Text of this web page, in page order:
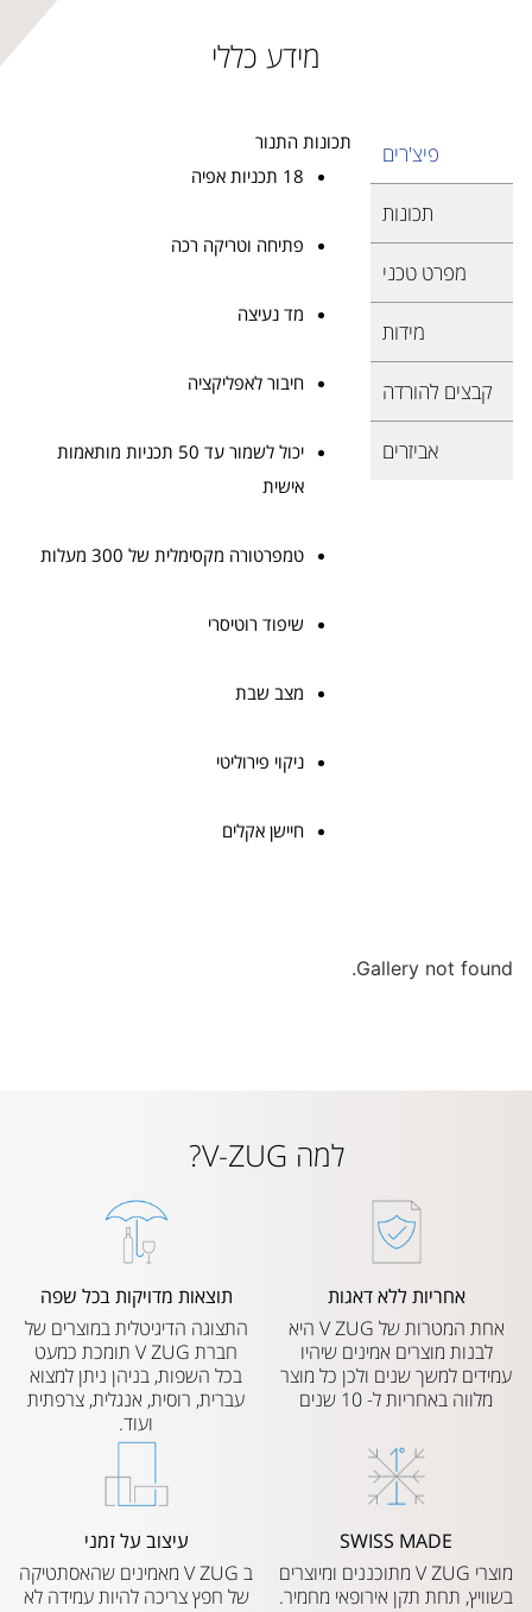
מידע כללי
פיצ'רים
תכונות
מפרט טכני
מידות
קבצים להורדה
אביזרים
תכונות התנור
18 תכניות אפיה
פתיחה וטריקה רכה
מד נעיצה
חיבור לאפליקציה
יכול לשמור עד 50 תכניות מותאמות
אישית
טמפרטורה מקסימלית של 300 מעלות
שיפוד רוטיסרי
מצב שבת
ניקוי פירוליטי
חיישן אקלים
Gallery not found.
למה V-ZUG?
אחריות ללא דאגות
אחת המטרות של V ZUG היא
לבנות מוצרים אמינים שיהיו
עמידים למשך שנים ולכן כל מוצר
מלווה באחריות ל- 10 שנים
תוצאות מדויקות בכל שפה
התצוגה הדיגיטלית במוצרים של
חברת V ZUG תומכת כמעט
בכל השפות, בניהן ניתן למצוא
עברית, רוסית, אנגלית, צרפתית
ועוד.
SWISS MADE
מוצרי V ZUG מתוכננים ומיוצרים
בשוויץ, תחת תקן אירופאי מחמיר.
עיצוב על זמני
ב V ZUG מאמינים שהאסתטיקה
של חפץ צריכה להיות עמידה לא